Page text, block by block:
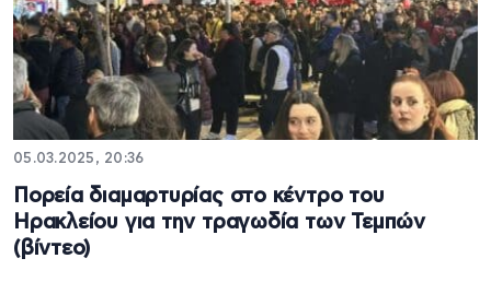
05.03.2025, 20:36
Πορεία διαμαρτυρίας στο κέντρο του
Ηρακλείου για την τραγωδία των Τεμπών
(βίντεο)